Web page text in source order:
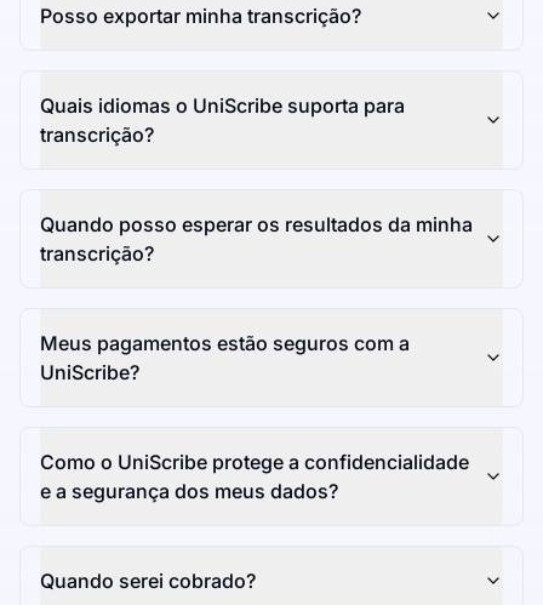
Posso exportar minha transcrição?
Quais idiomas o UniScribe suporta para
transcrição?
Quando posso esperar os resultados da minha
transcrição?
Meus pagamentos estão seguros com a
UniScribe?
Como o UniScribe protege a confidencialidade
e a segurança dos meus dados?
Quando serei cobrado?